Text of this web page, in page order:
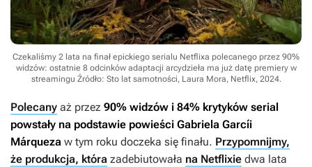
Czekaliśmy 2 lata na finał epickiego serialu Netflixa polecanego przez 90%
widzów: ostatnie 8 odcinków adaptacji arcydzieła ma już datę premiery w
streamingu Źródło: Sto lat samotności, Laura Mora, Netflix, 2024.
Polecany aż przez 90% widzów i 84% krytyków serial
powstały na podstawie powieści Gabriela Garcíi
Márqueza w tym roku doczeka się finału. Przypomnijmy,
że produkcja, która zadebiutowała na Netflixie dwa lata